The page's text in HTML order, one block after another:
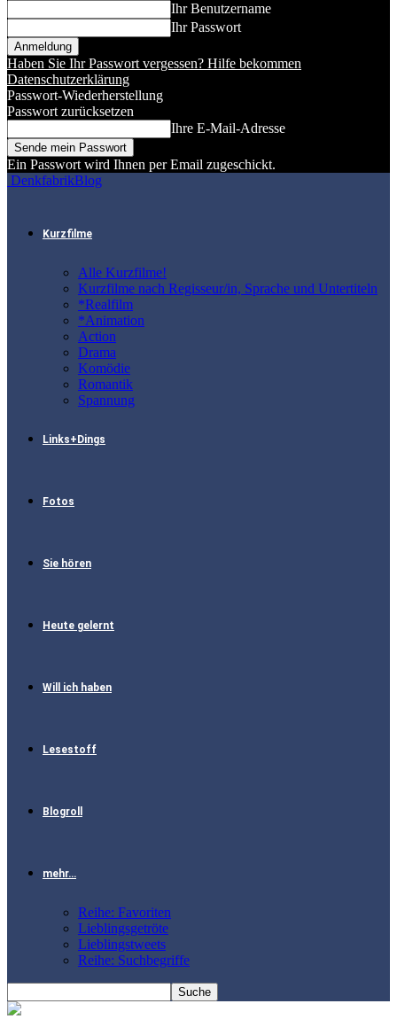
Ihr Benutzername
Ihr Passwort
Haben Sie Ihr Passwort vergessen? Hilfe bekommen
Datenschutzerklärung
Passwort-Wiederherstellung
Passwort zurücksetzen
Ihre E-Mail-Adresse
Ein Passwort wird Ihnen per Email zugeschickt.
DenkfabrikBlog
Kurzfilme
Alle Kurzfilme!
Kurzfilme nach Regisseur/in, Sprache und Untertiteln
*Realfilm
*Animation
Action
Drama
Komödie
Romantik
Spannung
Links+Dings
Fotos
Sie hören
Heute gelernt
Will ich haben
Lesestoff
Blogroll
mehr…
Reihe: Favoriten
Lieblingsgetröte
Lieblingstweets
Reihe: Suchbegriffe